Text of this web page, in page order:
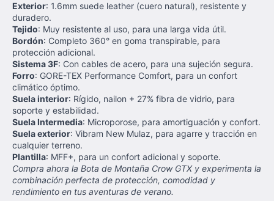
Exterior: 1.6mm suede leather (cuero natural), resistente y
duradero.
Tejido: Muy resistente al uso, para una larga vida útil.
Bordón: Completo 360° en goma transpirable, para
protección adicional.
Sistema 3F: Con cables de acero, para una sujeción segura.
Forro: GORE-TEX Performance Comfort, para un confort
climático óptimo.
Suela interior: Rígido, nailon + 27% fibra de vidrio, para
soporte y estabilidad.
Suela Intermedia: Microporose, para amortiguación y confort.
Suela exterior: Vibram New Mulaz, para agarre y tracción en
cualquier terreno.
Plantilla: MFF+, para un confort adicional y soporte.
Compra ahora la Bota de Montaña Crow GTX y experimenta la
combinación perfecta de protección, comodidad y
rendimiento en tus aventuras de verano.